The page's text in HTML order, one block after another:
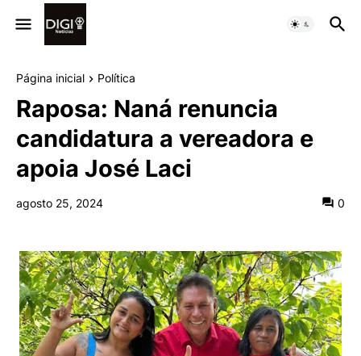
Página inicial Política
Raposa: Naná renuncia
candidatura a vereadora e
apoia José Laci
agosto 25, 2024 0